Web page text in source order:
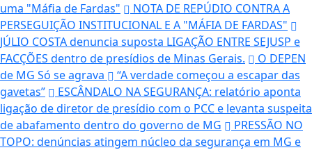
uma "Máfia de Fardas"
NOTA DE REPÚDIO CONTRA A
PERSEGUIÇÃO INSTITUCIONAL E A "MÁFIA DE FARDAS"
JÚLIO COSTA denuncia suposta LIGAÇÃO ENTRE SEJUSP e
FACÇÕES dentro de presídios de Minas Gerais.
O DEPEN
de MG Só se agrava
“A verdade começou a escapar das
gavetas”
ESCÂNDALO NA SEGURANÇA: relatório aponta
ligação de diretor de presídio com o PCC e levanta suspeita
de abafamento dentro do governo de MG
PRESSÃO NO
TOPO: denúncias atingem núcleo da segurança em MG e